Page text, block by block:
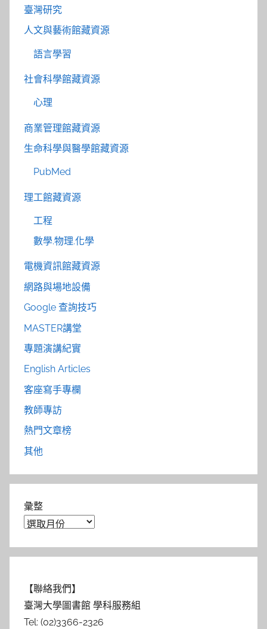
臺灣研究
人文與藝術館藏資源
語言學習
社會科學館藏資源
心理
商業管理館藏資源
生命科學與醫學館藏資源
PubMed
理工館藏資源
工程
數學.物理.化學
電機資訊館藏資源
網路與場地設備
Google 查詢技巧
MASTER講堂
專題演講紀實
English Articles
客座寫手專欄
教師專訪
熱門文章榜
其他
彙整
【聯絡我們】
臺灣大學圖書館 學科服務組
Tel: (02)3366-2326